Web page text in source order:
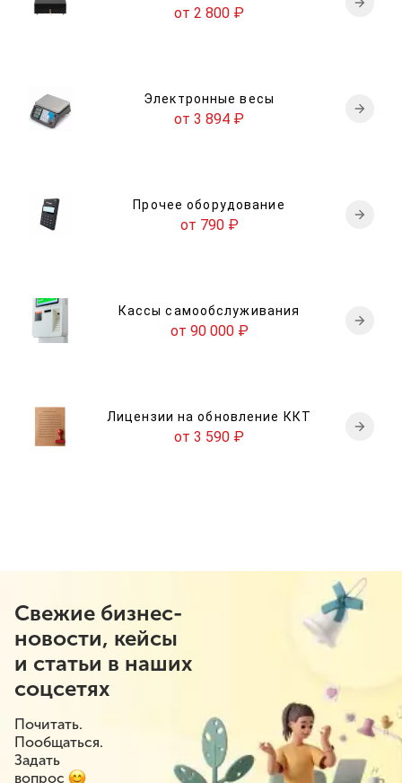
от 2 800 ₽
Электронные весы
от 3 894 ₽
Прочее оборудование
от 790 ₽
Кассы самообслуживания
от 90 000 ₽
Лицензии на обновление ККТ
от 3 590 ₽
Свежие бизнес-
новости, кейсы
и статьи в наших
соцсетях
Почитать.
Пообщаться.
Задать
вопрос